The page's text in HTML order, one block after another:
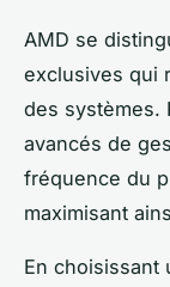
AMD se
exclusives qui
des systèmes.
avancés de
fréquence du
maximisant
En choisissant